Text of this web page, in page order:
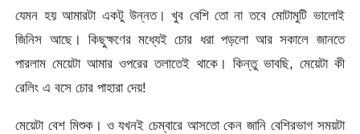
যেমন হয় আমারটা একটু উন্নত। খুব বেশি তো না তবে মোটামুটি ভালোই
জিনিস আছে। কিছুক্ষণের মধ্যেই চোর ধরা পড়লো আর সকালে জানতে
পারলাম মেয়েটা আমার ওপরের তলাতেই থাকে। কিন্তু ভাবছি, মেয়েটা কী
রেলিং এ বসে চোর পাহারা দেয়!
মেয়েটা বেশ মিশুক। ও যখনই চেম্বারে আসতো কেন জানি বেশিরভাগ সময়টা